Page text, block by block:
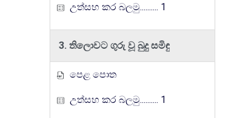
උත්සහ කර බලමු.......... 1
3. තිලොවට ගුරු වූ බුදු සමිඳු
පෙළ පොත
උත්සහ කර බලමු.......... 1